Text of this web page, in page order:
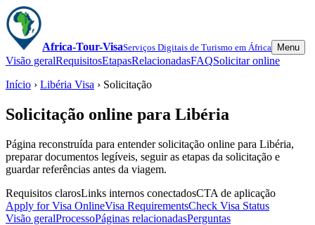
Africa-Tour-VisaServiços Digitais de Turismo em África Menu
Visão geralRequisitosEtapasRelacionadasFAQSolicitar online
Início › Libéria Visa › Solicitação
Solicitação online para Libéria
Página reconstruída para entender solicitação online para Libéria,
preparar documentos legíveis, seguir as etapas da solicitação e
guardar referências antes da viagem.
Requisitos clarosLinks internos conectadosCTA de aplicação
Apply for Visa OnlineVisa RequirementsCheck Visa Status
Visão geralProcessoPáginas relacionadasPerguntas